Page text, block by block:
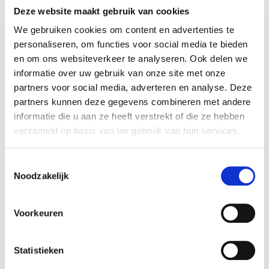
Deze website maakt gebruik van cookies
We gebruiken cookies om content en advertenties te
personaliseren, om functies voor social media te bieden
en om ons websiteverkeer te analyseren. Ook delen we
informatie over uw gebruik van onze site met onze
partners voor social media, adverteren en analyse. Deze
partners kunnen deze gegevens combineren met andere
informatie die u aan ze heeft verstrekt of die ze hebben
verzameld op basis van uw gebruik van hun services.
Noodzakelijk
Voorkeuren
Statistieken
Projectleider
Gebiedsontwikkeling
Fysiek Domein
Top vacature!
€4100 - €6200 per maand
Projectleider
Altijd als 1e op de hoogte van de
nieuwste vacatures als je een job
alert aanmaakt!
Postcode